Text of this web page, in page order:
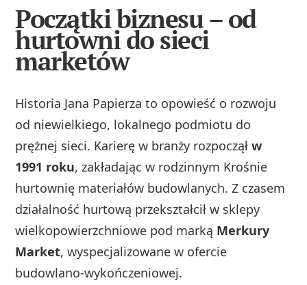
Początki biznesu – od
hurtowni do sieci
marketów
Historia Jana Papierza to opowieść o rozwoju
od niewielkiego, lokalnego podmiotu do
prężnej sieci. Karierę w branży rozpocząłw
1991 roku, zakładając w rodzinnym Krośnie
hurtownię materiałów budowlanych. Z czasem
działalność hurtową przekształcił w sklepy
wielkopowierzchniowe pod marką Merkury
Market, wyspecjalizowane w ofercie
budowlano‑wykończeniowej.